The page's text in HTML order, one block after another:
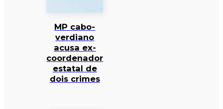
MP cabo-
verdiano
acusa ex-
coordenador
estatal de
dois crimes